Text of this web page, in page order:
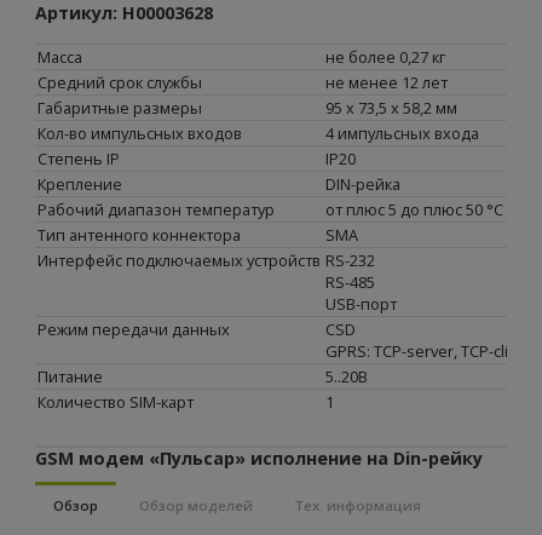
Артикул: Н00003628
Масса
не более 0,27 кг
Средний срок службы
не менее 12 лет
Габаритные размеры
95 x 73,5 x 58,2 мм
Кол-во импульсных входов
4 импульсных входа
Степень IP
IP20
Крепление
DIN-рейка
Рабочий диапазон температур
от плюс 5 до плюс 50 °С
Тип антенного коннектора
SMA
Интерфейс подключаемых устройств RS-232
RS-485
USB-порт
Режим передачи данных
CSD
GPRS: TCP-server, TCP-client
Питание
5..20B
Количество SIM-карт
1
GSM модем «Пульсар» исполнение на Din-рейку
Обзор Обзор моделей Тех. информация